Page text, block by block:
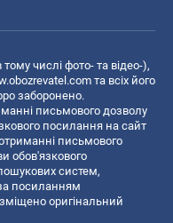
числі фото- та відео-),
та всіх його
заборонено.
письмового дозволу
посилання на сайт
письмового
обов'язкового
систем,
посиланням
оригінальний